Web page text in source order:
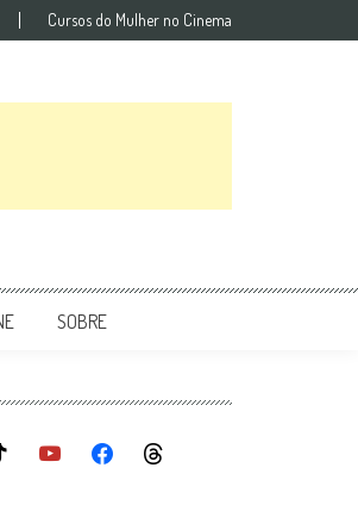
Cursos do Mulher no Cinema
SOBRE